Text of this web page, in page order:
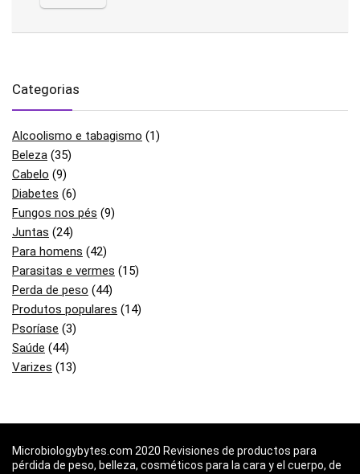
Categorias
Alcoolismo e tabagismo (1)
Beleza (35)
Cabelo (9)
Diabetes (6)
Fungos nos pés (9)
Juntas (24)
Para homens (42)
Parasitas e vermes (15)
Perda de peso (44)
Produtos populares (14)
Psoríase (3)
Saúde (44)
Varizes (13)
Microbiologybytes.com 2020 Revisiones de productos para
pérdida de peso, belleza, cosméticos para la cara y el cuerpo, de